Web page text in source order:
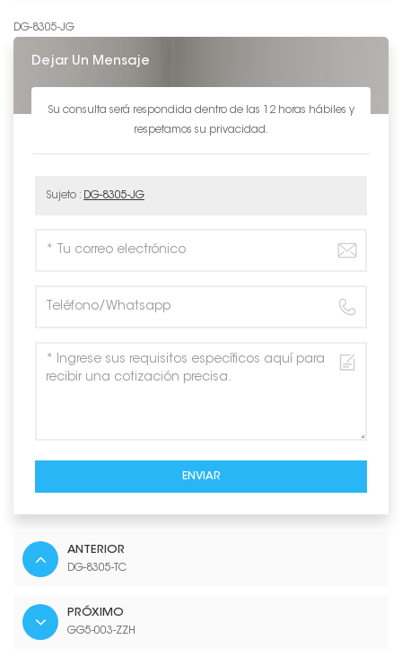
DG-8305-JG
Dejar Un Mensaje
Su consulta será respondida dentro de las 12 horas hábiles y
respetamos su privacidad.
Sujeto : DG-8305-JG
ENVIAR
ANTERIOR
DG-8305-TC
PRÓXIMO
GG5-003-ZZH